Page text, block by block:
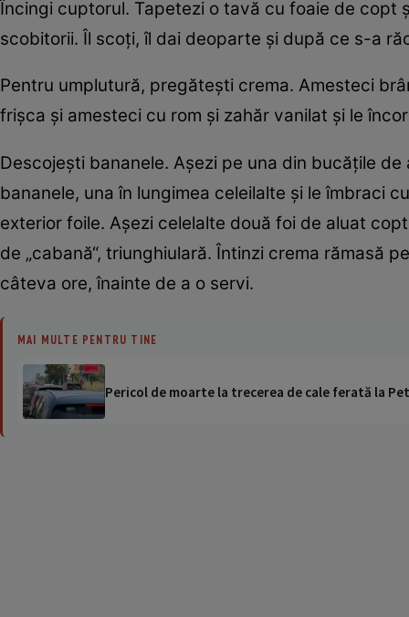
Încingi cuptorul. Tapetezi o tavă cu foaie de
scobitorii. Îl scoţi, îl dai deoparte şi după ce s-a
Pentru umplutură, pregăteşti crema. Amesteci
frişca şi amesteci cu rom şi zahăr vanilat şi le
Descojeşti bananele. Aşezi pe una din bucăţile
bananele, una în lungimea celeilalte şi le îmbraci
exterior foile. Aşezi celelalte două foi de aluat
de „cabană“, triunghiulară. Întinzi crema rămasă
câteva ore, înainte de a o servi.
MAI MULTE PENTRU TINE
Pericol de moarte la trecerea de cale ferată la